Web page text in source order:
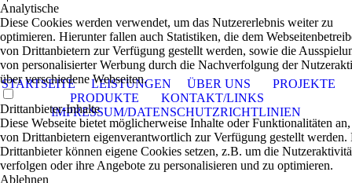
STARTSEITE LEISTUNGEN ÜBER UNS
PROJEKTE
PRODUKTE
KONTAKT/LINKS
IMPRESSUM/DATENSCHUTZRICHTLINIEN
Analytische
Diese Cookies werden verwendet, um das Nutzererlebnis weiter zu
optimieren. Hierunter fallen auch Statistiken, die dem
von Drittanbietern zur Verfügung gestellt werden, sowie die
von personalisierter Werbung durch die Nachverfolgung der
über verschiedene Webseiten.
Drittanbieter-Inhalte
Diese Webseite bietet möglicherweise Inhalte oder Funktionalitäten
von Drittanbietern eigenverantwortlich zur Verfügung gestellt werden.
Drittanbieter können eigene Cookies setzen, z.B. um die
verfolgen oder ihre Angebote zu personalisieren und zu optimieren.
Ablehnen